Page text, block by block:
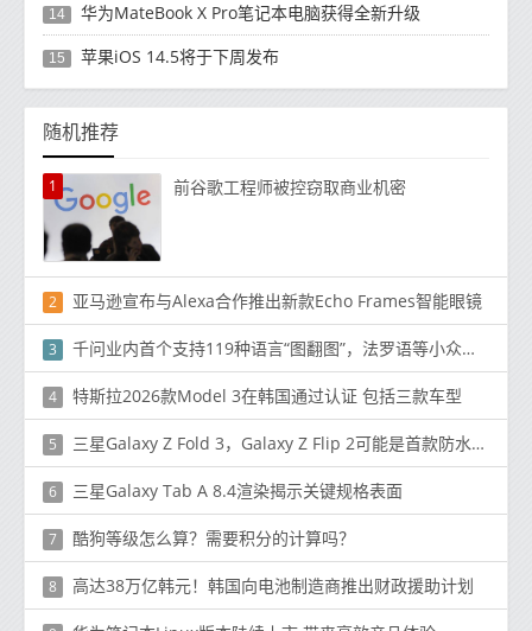
14 华为MateBook X Pro笔记本电脑获得全新升级
15 苹果iOS 14.5将于下周发布
随机推荐
1 前谷歌工程师被控窃取商业机密
2 亚马逊宣布与Alexa合作推出新款Echo Frames智能眼镜
3 千问业内首个支持119种语言“图翻图”，法罗语等小众语言也在列
4 特斯拉2026款Model 3在韩国通过认证 包括三款车型
5 三星Galaxy Z Fold 3，Galaxy Z Flip 2可能是首款防水可折叠智能手机
6 三星Galaxy Tab A 8.4渲染揭示关键规格表面
7 酷狗等级怎么算？需要积分的计算吗？
8 高达38万亿韩元！韩国向电池制造商推出财政援助计划